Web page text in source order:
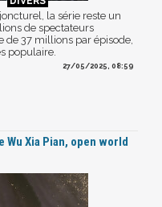
la série reste un
de spectateurs
37 millions par épisode,
populaire.
27/05/2025, 08:59
Wu Xia Pian, open world